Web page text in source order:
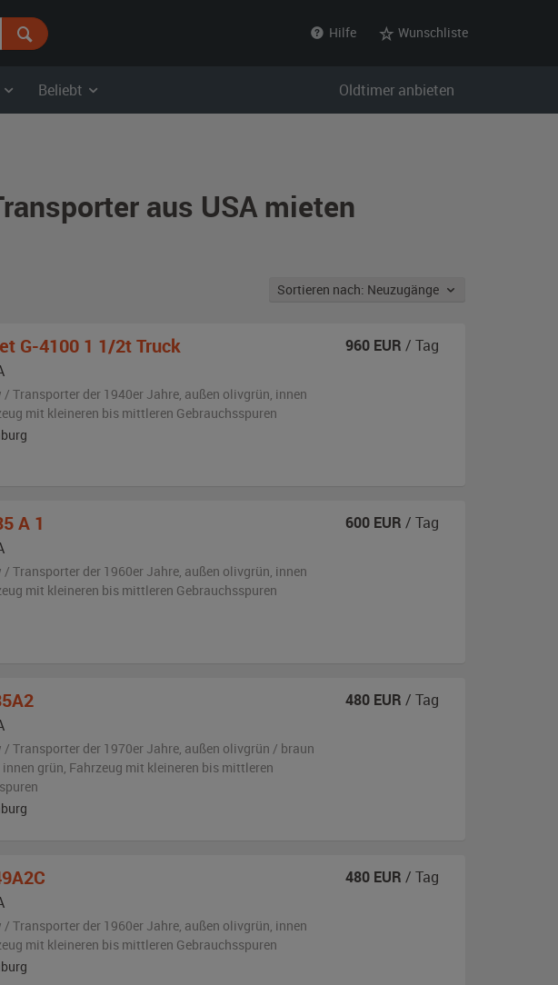
Hilfe Wunschliste
Beliebt Oldtimer anbieten
aus USA mieten
Sortieren nach: Neuzugänge
G-4100 1 1/2t Truck
Transporter der 1940er Jahre, außen olivgrün, innen
mit kleineren bis mittleren Gebrauchsspuren
960 EUR / Tag
A 1
Transporter der 1960er Jahre, außen olivgrün, innen
mit kleineren bis mittleren Gebrauchsspuren
600 EUR / Tag
Transporter der 1970er Jahre, außen olivgrün / braun
innen grün, Fahrzeug mit kleineren bis mittleren
480 EUR / Tag
Transporter der 1960er Jahre, außen olivgrün, innen
mit kleineren bis mittleren Gebrauchsspuren
480 EUR / Tag